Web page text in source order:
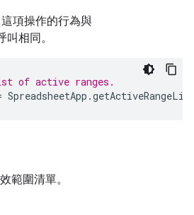
項操作的行為與
叫相同。
of active ranges.
SpreadsheetApp .
範圍清單。